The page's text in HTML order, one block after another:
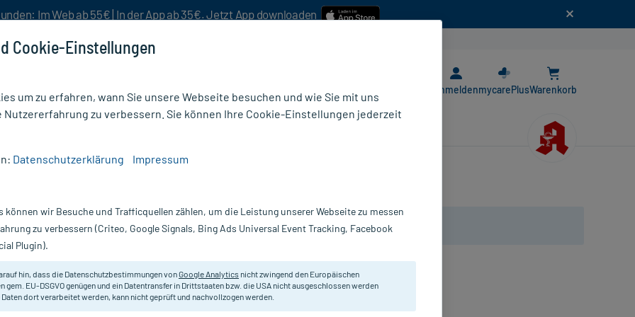
Im Web ab 55€ | In der App ab 35€. Jetzt App downloaden
AnmeldenmycarePlusWarenkorb
Nur für kurze Zeit:Gratis-Versand* ab 19€ Mindestbestellwert!
200 ml Kneipp
Natürlich pflegend. Mit Orangenblüte und Jojobaöl.
Cookie-Einstellungen
um zu erfahren, wann Sie unsere Webseite besuchen und wie Sie mit uns
Nutzererfahrung zu verbessern. Sie können Ihre Cookie-Einstellungen jederzeit
Datenschutzerklärung Impressum
können wir Besuche und Trafficquellen zählen, um die Leistung unserer Webseite zu messen
zu verbessern (Criteo, Google Signals, Bing Ads Universal Event Tracking, Facebook
Plugin).
hin, dass die Datenschutzbestimmungen vonGoogle Analytics nicht zwingend den Europäischen
gem. EU-DSGVO genügen und ein Datentransfer in Drittstaaten bzw. die USA nicht ausgeschlossen werden
Daten dort verarbeitet werden, kann nicht geprüft und nachvollzogen werden.